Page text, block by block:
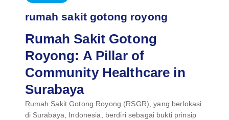
rumah sakit gotong royong
Rumah Sakit Gotong
Royong: A Pillar of
Community Healthcare in
Surabaya
Rumah Sakit Gotong Royong (RSGR), yang berlokasi
di Surabaya, Indonesia, berdiri sebagai bukti prinsip